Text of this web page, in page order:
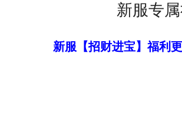
新服专
新服【招财进宝】福利